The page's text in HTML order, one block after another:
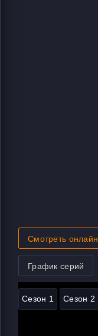
Смотреть онлайн
График серий
Сезон 1 Сезон 2